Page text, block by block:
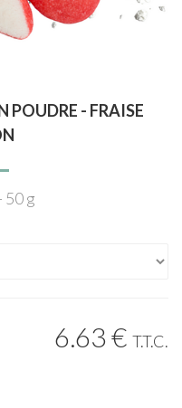
POUDRE - FRAISE
50 g
6.63€ T.T.C.